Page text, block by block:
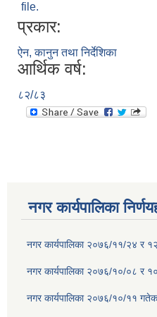
file.
प्रकार:
ऐन, कानुन तथा निर्देशिका
आर्थिक वर्ष:
८२/८३
नगर कार्यपालिका
नगर कार्यपालिका २०७६/११/२४ र
नगर कार्यपालिका २०७६/१०/०८ र
नगर कार्यपालिका २०७६/१०/११